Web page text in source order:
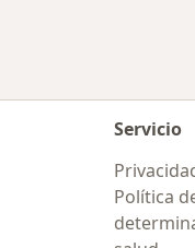
Servicio
Política